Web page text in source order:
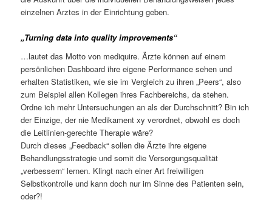
einzelnen Arztes in der Einrichtung geben.
„Turning data into quality improvements“
…lautet das Motto von mediquire. Ärzte können auf einem
persönlichen Dashboard ihre eigene Performance sehen und
erhalten Statistiken, wie sie im Vergleich zu ihren „Peers“, also
zum Beispiel allen Kollegen ihres Fachbereichs, da stehen.
Ordne ich mehr Untersuchungen an als der Durchschnitt? Bin ich
der Einzige, der nie Medikament xy verordnet, obwohl es doch
die Leitlinien-gerechte Therapie wäre?
Durch dieses „Feedback“ sollen die Ärzte ihre eigene
Behandlungsstrategie und somit die Versorgungsqualität
„verbessern“ lernen. Klingt nach einer Art freiwilligen
Selbstkontrolle und kann doch nur im Sinne des Patienten sein,
oder?!